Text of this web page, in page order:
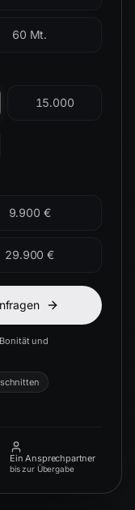
60 Mt.
15.000
9.900 €
29.900 €
und
Ein Ansprechpartner
bis zur Übergabe